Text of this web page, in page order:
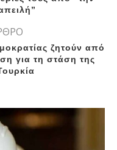
ζητούν από
για τη στάση της